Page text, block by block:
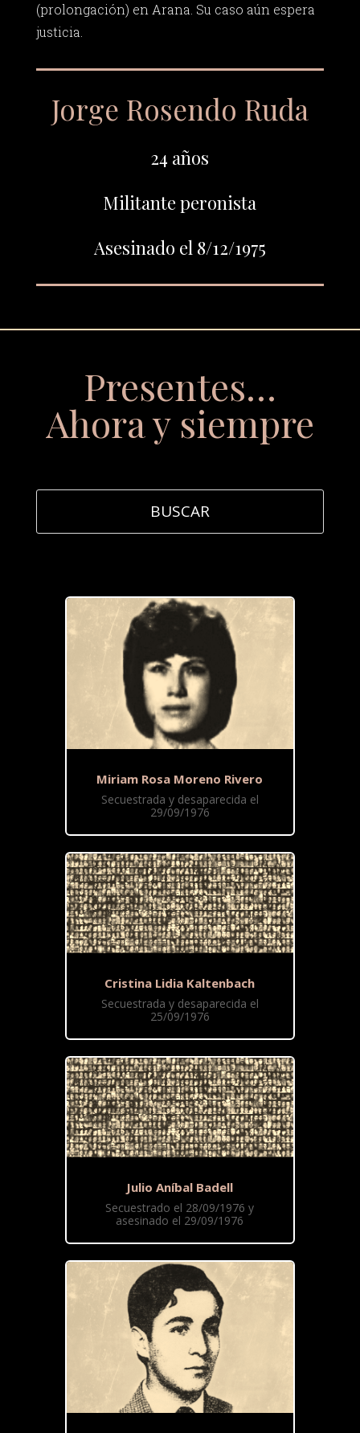
(prolongación) en Arana. Su caso aún espera
justicia.
Jorge Rosendo Ruda
24 años
Militante peronista
Asesinado el 8/12/1975
Presentes…
Ahora y siempre
Miriam Rosa Moreno Rivero
Secuestrada y desaparecida el
29/09/1976
Cristina Lidia Kaltenbach
Secuestrada y desaparecida el
25/09/1976
Julio Aníbal Badell
Secuestrado el 28/09/1976 y
asesinado el 29/09/1976